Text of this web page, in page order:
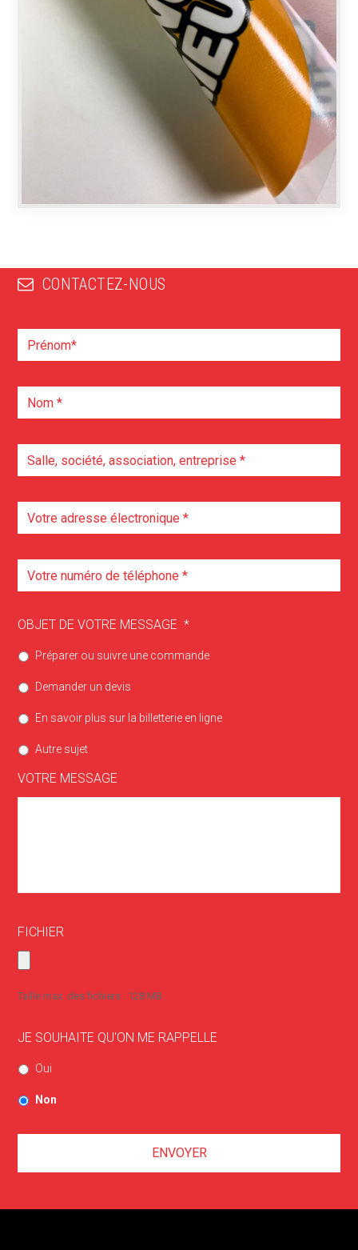
CONTACTEZ-NOUS
OBJET DE VOTRE MESSAGE *
Préparer ou suivre une commande
Demander un devis
En savoir plus sur la billetterie en ligne
Autre sujet
VOTRE MESSAGE
FICHIER
Taille max. des fichiers : 128 MB.
JE SOUHAITE QU'ON ME RAPPELLE
Oui
Non